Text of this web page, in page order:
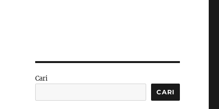
Cari
CARI